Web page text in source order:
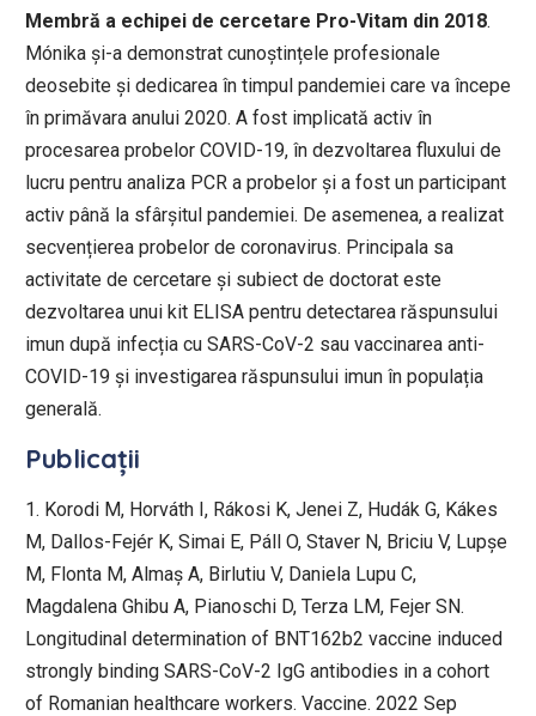
Membră a echipei de cercetare Pro-Vitam din 2018.
Mónika și-a demonstrat cunoștințele profesionale
deosebite și dedicarea în timpul pandemiei care va începe
în primăvara anului 2020. A fost implicată activ în
procesarea probelor COVID-19, în dezvoltarea fluxului de
lucru pentru analiza PCR a probelor și a fost un participant
activ până la sfârșitul pandemiei. De asemenea, a realizat
secvențierea probelor de coronavirus. Principala sa
activitate de cercetare și subiect de doctorat este
dezvoltarea unui kit ELISA pentru detectarea răspunsului
imun după infecția cu SARS-CoV-2 sau vaccinarea anti-
COVID-19 și investigarea răspunsului imun în populația
generală.
Publicații
1. Korodi M, Horváth I, Rákosi K, Jenei Z, Hudák G, Kákes
M, Dallos-Fejér K, Simai E, Páll O, Staver N, Briciu V, Lupșe
M, Flonta M, Almaș A, Birlutiu V, Daniela Lupu C,
Magdalena Ghibu A, Pianoschi D, Terza LM, Fejer SN.
Longitudinal determination of BNT162b2 vaccine induced
strongly binding SARS-CoV-2 IgG antibodies in a cohort
of Romanian healthcare workers. Vaccine. 2022 Sep